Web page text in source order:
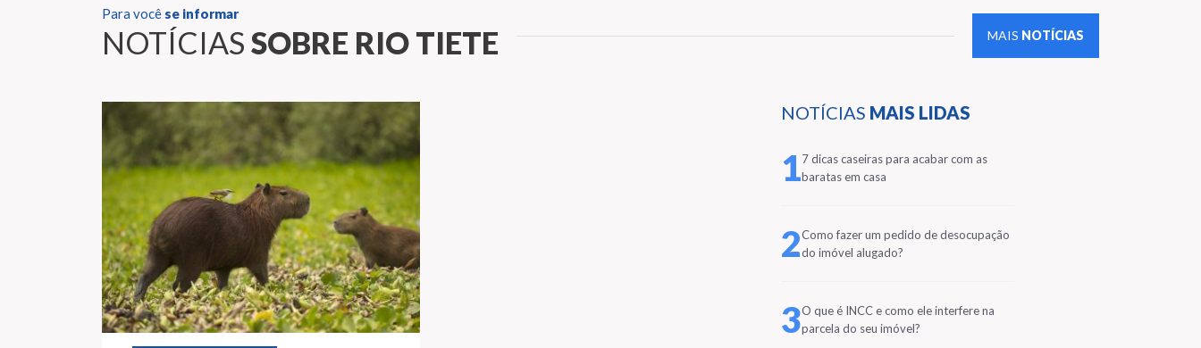
Para você se informar
NOTÍCIASSOBRE RIO TIETE MAIS NOTÍCIAS
NOTÍCIAS MAIS LIDAS
17 dicas caseiras para acabar com as
baratas em casa
2Como fazer um pedido de desocupação
do imóvel alugado?
3O que é INCC e como ele interfere na
parcela do seu imóvel?